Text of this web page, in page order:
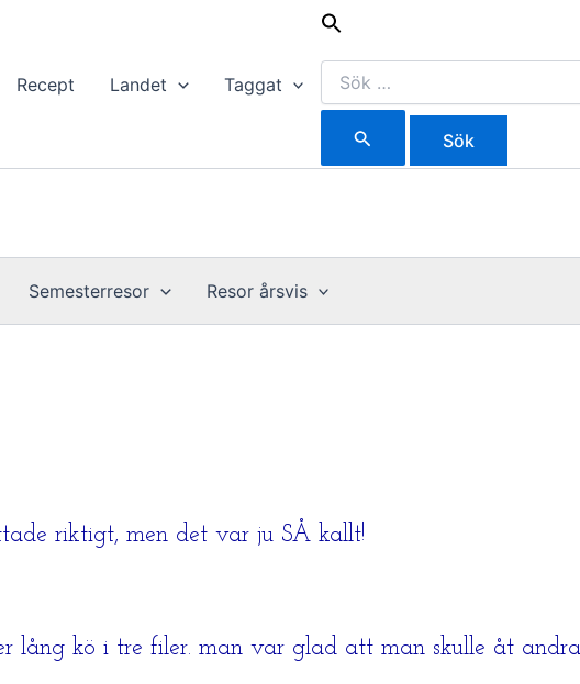
Recept Landet Taggat
Sök
efter:
Semesterresor Resor årsvis
riktigt, men det var ju SÅ kallt!
lång kö i tre filer. man var glad att man skulle åt